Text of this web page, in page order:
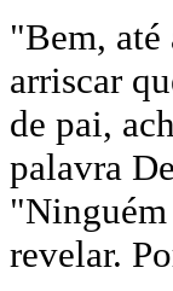
"Bem,
arriscar
de pai,
palavra
revelar.